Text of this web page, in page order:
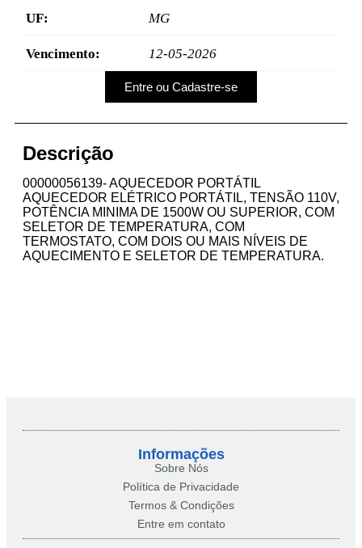
UF: MG
Vencimento: 12-05-2026
Entre ou Cadastre-se
Descrição
00000056139- AQUECEDOR PORTÁTIL
AQUECEDOR ELÉTRICO PORTÁTIL, TENSÃO 110V,
POTÊNCIA MINIMA DE 1500W OU SUPERIOR, COM
SELETOR DE TEMPERATURA, COM
TERMOSTATO, COM DOIS OU MAIS NÍVEIS DE
AQUECIMENTO E SELETOR DE TEMPERATURA.
Informações
Sobre Nós
Política de Privacidade
Termos & Condições
Entre em contato